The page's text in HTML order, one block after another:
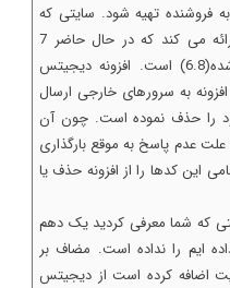
به فروشنده تهیه شود. سایتی که
شما معرفی کردید نسخه 6.3.2 را ارائه می کند که در حال حاضر 7
نسخه قدیمی تر از نسخه منتشر شده(6.8) است. افزونه دیجیتس
به سرورهای خارجی ارسال
را حذف نموده است. چون آن
علت عدم پاسخ به موقع بارگذاری
این کدها را از افزونه حذف یا
که شما معرفی کردید یک دهم
ایم را نداده است. مضاف بر
اضافه کرده است از دیجیتس